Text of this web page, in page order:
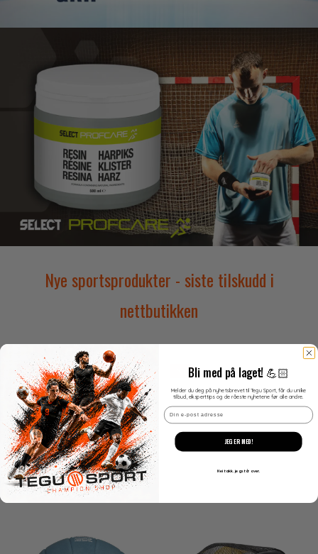
Nye sportsprodukter - siste tilskudd i
nettbutikken
Ny Bli med på laget! 💪🏻
Melder du deg på nyhetsbrevet til Tegu Sport, får du unike
tilbud, eksperttips og de råeste nyhetene før alle andre.
Email
JEG ER MED!
Nei takk. jeg står over.